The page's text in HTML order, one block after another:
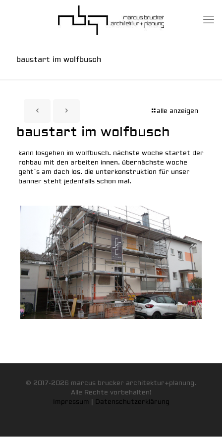
baustart im wolfbusch
alle anzeigen
baustart im wolfbusch
kann losgehen im wolfbusch. nächste woche startet der
rohbau mit den arbeiten innen. übernächste woche
geht´s am dach los. die unterkonstruktion für unser
banner steht jedenfalls schon mal.
© 2017-2026 marcus brucker architektur+planung.
Alle Rechte vorbehalten!
Impressum
Datenschutzerklärung